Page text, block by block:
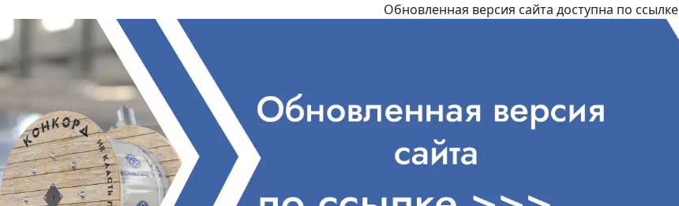
Обновленная версия сайта доступна по ссылке